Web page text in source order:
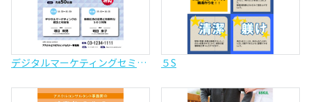
デジタルマーケティングセミナー ５S